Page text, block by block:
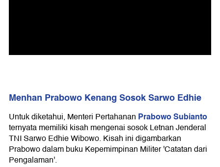
Menhan Prabowo Kenang Sosok Sarwo Edhie
Untuk diketahui, Menteri Pertahanan Prabowo Subianto
ternyata memiliki kisah mengenai sosok Letnan Jenderal
TNI Sarwo Edhie Wibowo. Kisah ini digambarkan
Prabowo dalam buku Kepemimpinan Militer 'Catatan dari
Pengalaman'.